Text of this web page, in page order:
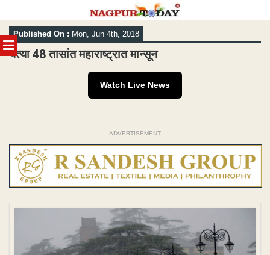
MENU
Skip
to
content
Published On : Mon, Jun 4th, 2018
येत्या 48 तासांत महाराष्ट्रात मान्सून
Watch Live News
ADVERTISEMENT